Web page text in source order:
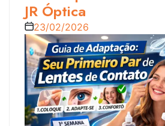
JR Óptica
23/02/2026